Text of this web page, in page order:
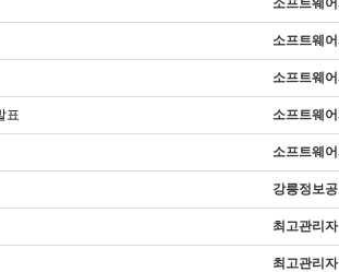
소프트웨
소프트웨
소프트웨
표 소프트웨
소프트웨
강릉정보
최고관리자
최고관리자